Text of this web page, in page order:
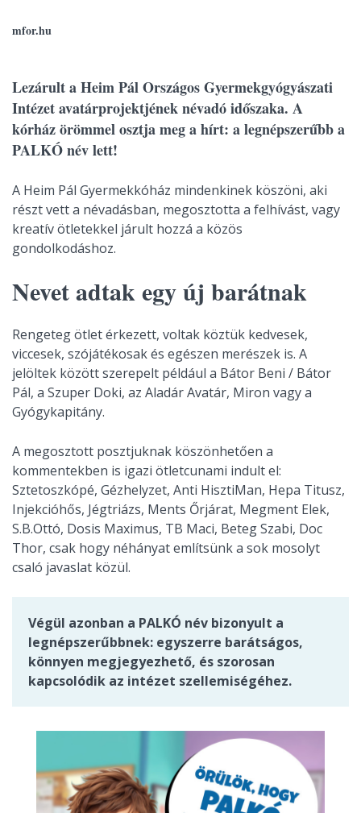
mfor.hu
Lezárult a Heim Pál Országos Gyermekgyógyászati
Intézet avatárprojektjének névadó időszaka. A
kórház örömmel osztja meg a hírt: a legnépszerűbb a
PALKÓ név lett!
A Heim Pál Gyermekkóház mindenkinek köszöni, aki
részt vett a névadásban, megosztotta a felhívást, vagy
kreatív ötletekkel járult hozzá a közös
gondolkodáshoz.
Nevet adtak egy új barátnak
Rengeteg ötlet érkezett, voltak köztük kedvesek,
viccesek, szójátékosak és egészen merészek is. A
jelöltek között szerepelt például a Bátor Beni / Bátor
Pál, a Szuper Doki, az Aladár Avatár, Miron vagy a
Gyógykapitány.
A megosztott posztjuknak köszönhetően a
kommentekben is igazi ötletcunami indult el:
Sztetoszkópé, Gézhelyzet, Anti HisztiMan, Hepa Titusz,
Injekcióhős, Jégtriázs, Ments Őrjárat, Megment Elek,
S.B.Ottó, Dosis Maximus, TB Maci, Beteg Szabi, Doc
Thor, csak hogy néhányat említsünk a sok mosolyt
csaló javaslat közül.
Végül azonban a PALKÓ név bizonyult a
legnépszerűbbnek: egyszerre barátságos,
könnyen megjegyezhető, és szorosan
kapcsolódik az intézet szellemiségéhez.